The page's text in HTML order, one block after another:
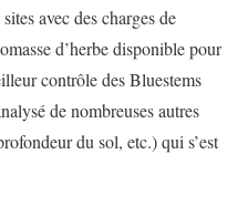
avec des charges de
d’herbe disponible pour
contrôle des Bluestems
de nombreuses autres
du sol, etc.) qui s’est